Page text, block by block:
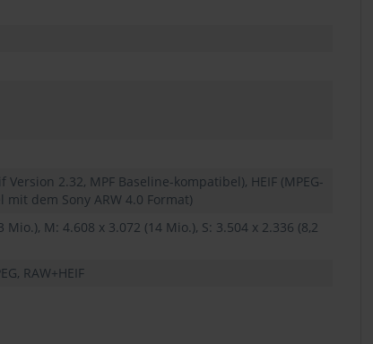
Version 2.32, MPF Baseline-kompatibel), HEIF (MPEG-
mit dem Sony ARW 4.0 Format)
M: 4.608 x 3.072 (14 Mio.), S: 3.504 x 2.336 (8,2
RAW+HEIF